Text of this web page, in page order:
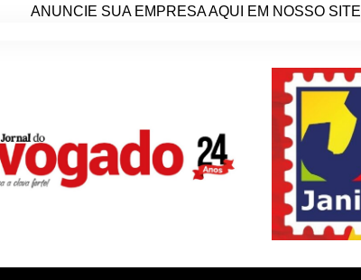
ANUNCIE SUA EMPRESA AQUI EM NOSSO